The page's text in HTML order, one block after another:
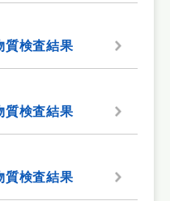
質検査結果
質検査結果
質検査結果